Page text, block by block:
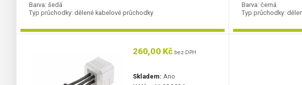
Barva: šedá
Typ průchodky: dělené kabelové průchodky
Barva: černá
Typ průchodky:
260,00 Kč bez DPH
Skladem: Ano